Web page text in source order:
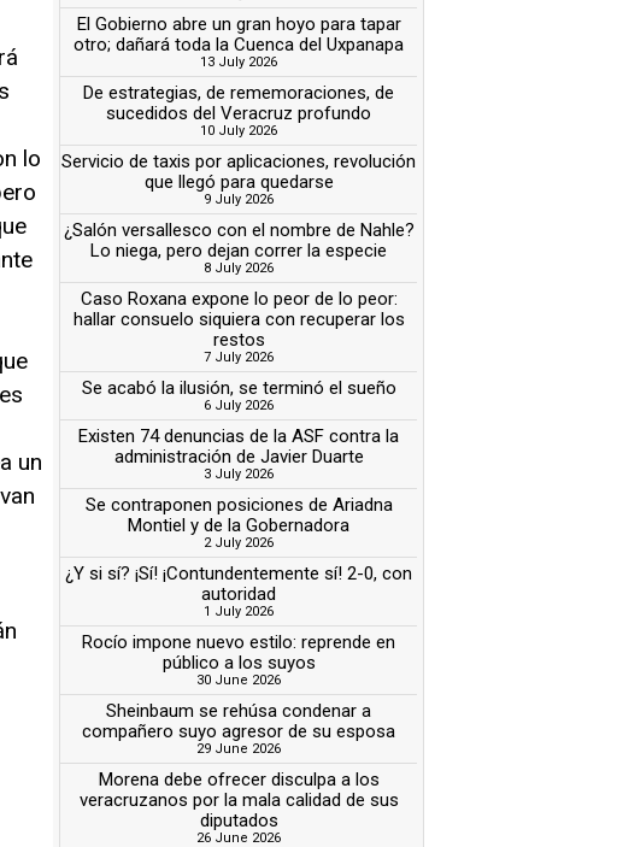
lo
un
El Gobierno abre un gran hoyo para tapar
otro; dañará toda la Cuenca del Uxpanapa
13 July 2026
De estrategias, de rememoraciones, de
sucedidos del Veracruz profundo
10 July 2026
Servicio de taxis por aplicaciones, revolución
que llegó para quedarse
9 July 2026
¿Salón versallesco con el nombre de Nahle?
Lo niega, pero dejan correr la especie
8 July 2026
Caso Roxana expone lo peor de lo peor:
hallar consuelo siquiera con recuperar los
restos
7 July 2026
Se acabó la ilusión, se terminó el sueño
6 July 2026
Existen 74 denuncias de la ASF contra la
administración de Javier Duarte
3 July 2026
Se contraponen posiciones de Ariadna
Montiel y de la Gobernadora
2 July 2026
¿Y si sí? ¡Sí! ¡Contundentemente sí! 2-0, con
autoridad
1 July 2026
Rocío impone nuevo estilo: reprende en
público a los suyos
30 June 2026
Sheinbaum se rehúsa condenar a
compañero suyo agresor de su esposa
29 June 2026
Morena debe ofrecer disculpa a los
veracruzanos por la mala calidad de sus
diputados
26 June 2026